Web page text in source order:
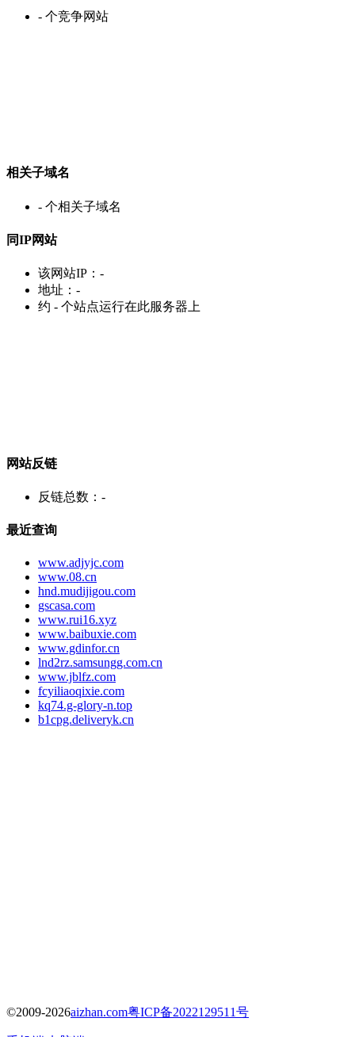
- 个竞争网站
相关子域名
- 个相关子域名
同IP网站
该网站IP： -
地址： -
约 - 个站点运行在此服务器上
网站反链
反链总数： -
最近查询
www.adjyjc.com
www.08.cn
hnd.mudijigou.com
gscasa.com
www.rui16.xyz
www.baibuxie.com
www.gdinfor.cn
lnd2rz.samsungg.com.cn
www.jblfz.com
fcyiliaoqixie.com
kq74.g-glory-n.top
b1cpg.deliveryk.cn
©2009-2026aizhan.com粤ICP备2022129511号